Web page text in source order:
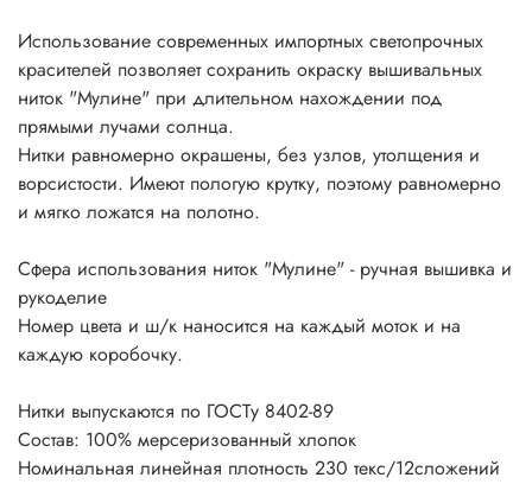
Использование современных импортных светопрочных
красителей позволяет сохранить окраску вышивальных
ниток "Мулине" при длительном нахождении под
прямыми лучами солнца.
Нитки равномерно окрашены, без узлов, утолщения и
ворсистости. Имеют пологую крутку, поэтому равномерно
и мягко ложатся на полотно.
Сфера использования ниток "Мулине" - ручная вышивка и
рукоделие
Номер цвета и ш/к наносится на каждый моток и на
каждую коробочку.
Нитки выпускаются по ГОСТу 8402-89
Состав: 100% мерсеризованный хлопок
Номинальная линейная плотность 230 текс/12сложений